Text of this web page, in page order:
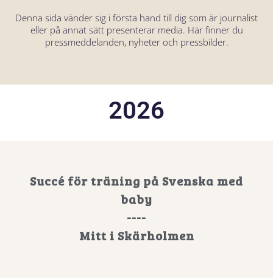
Denna sida vänder sig i första hand till dig som är journalist
eller på annat sätt presenterar media. Här finner du
pressmeddelanden, nyheter och pressbilder.
2026
Succé för träning på Svenska med
baby
----
Mitt i Skärholmen